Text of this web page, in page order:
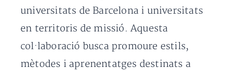
universitats de Barcelona i universitats
en territoris de missió. Aquesta
col·laboració busca promoure estils,
mètodes i aprenentatges destinats a